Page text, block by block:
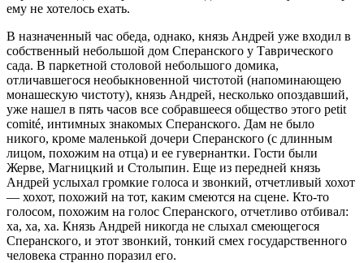
ему не хотелось ехать.
В назначенный час обеда, однако, князь Андрей уже входил в
собственный небольшой дом Сперанского у Таврического
сада. В паркетной столовой небольшого домика,
отличавшегося необыкновенной чистотой (напоминающею
монашескую чистоту), князь Андрей, несколько опоздавший,
уже нашел в пять часов все собравшееся общество этого petit
comité, интимных знакомых Сперанского. Дам не было
никого, кроме маленькой дочери Сперанского (с длинным
лицом, похожим на отца) и ее гувернантки. Гости были
Жерве, Магницкий и Столыпин. Еще из передней князь
Андрей услыхал громкие голоса и звонкий, отчетливый хохот
— хохот, похожий на тот, каким смеются на сцене. Кто-то
голосом, похожим на голос Сперанского, отчетливо отбивал:
xa, xa, xa. Князь Андрей никогда не слыхал смеющегося
Сперанского, и этот звонкий, тонкий смех государственного
человека странно поразил его.